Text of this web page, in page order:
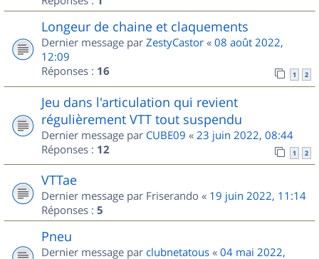
Longeur de chaine et claquements
Dernier message par ZestyCastor « 08 août 2022,
12:09
Réponses : 16 1 2
Jeu dans l'articulation qui revient
régulièrement VTT tout suspendu
Dernier message par CUBE09 « 23 juin 2022, 08:44
Réponses : 12 1 2
VTTae
Dernier message par Friserando « 19 juin 2022, 11:14
Réponses : 5
Pneu
Dernier message par clubnetatous « 04 mai 2022,